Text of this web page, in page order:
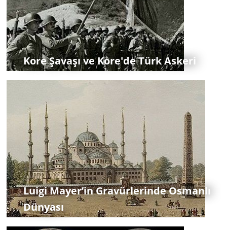
Kore Şavaşı ve Kore'de Türk Askeri
Luigi Mayer’in Gravürlerinde Osmanlı
Dünyası